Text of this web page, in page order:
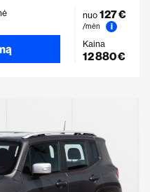
nuo 127 €
/mėn
i
Kaina
12 880 €